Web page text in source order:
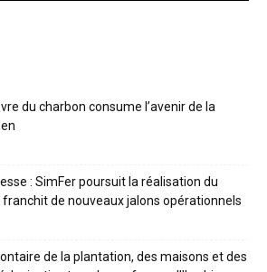
du charbon consume l’avenir de la
: SimFer poursuit la réalisation du
de nouveaux jalons opérationnels
de la plantation, des maisons et des